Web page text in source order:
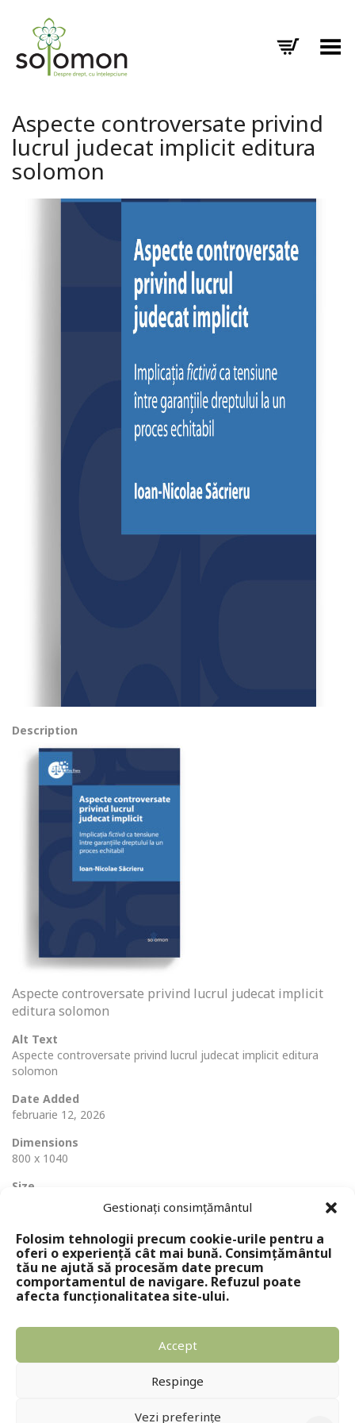
Gestionați consimțământul
Folosim tehnologii precum cookie-urile pentru a
oferi o experiență cât mai bună. Consimțământul
tău ne ajută să procesăm date precum
comportamentul de navigare. Refuzul poate
afecta funcționalitatea site-ului.
Accept
Respinge
Vezi preferințe
Toggle Menu
Aspecte controversate privind
lucrul judecat implicit editura
solomon
Description
Aspecte controversate privind lucrul judecat implicit
editura solomon
Alt Text
Aspecte controversate privind lucrul judecat implicit editura
solomon
Date Added
februarie 12, 2026
Dimensions
800 x 1040
Size